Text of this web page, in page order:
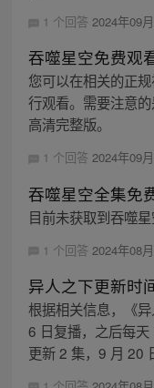
1 个回答 2024年09
吞噬星空免费观
您可以在相关的正
行观看。需要注意
高清完整版。
1 个回答 2024年09
吞噬星空全集免
目前未获取到吞噬
1 个回答 2024年08
异人之下更新时
根据相关信息，《
6 日复播，之后每
更新 2 集，9 月 20